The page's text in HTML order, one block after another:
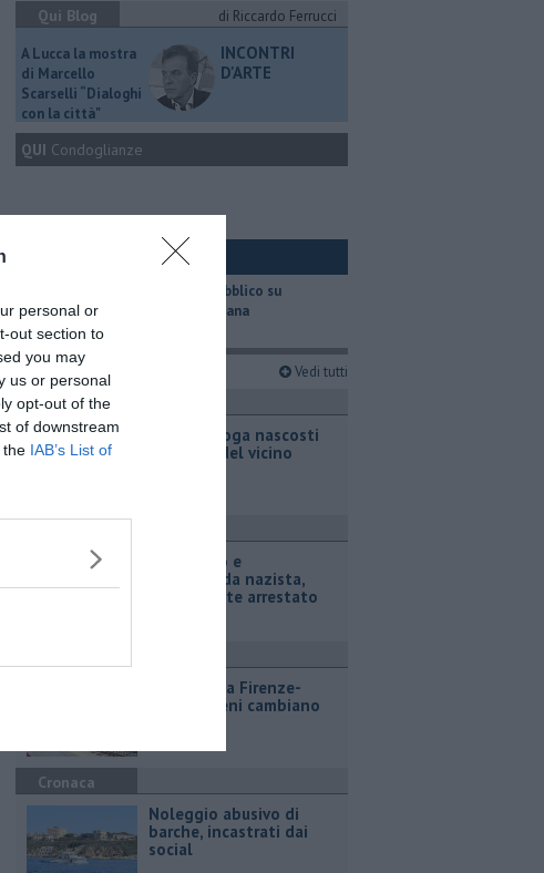
personal or
out section to
you may
us or personal
opt-out of the
of downstream
the IAB’s List of
Qui Blog
di Riccardo Ferrucci
A Lucca la mostra
di Marcello
Scarselli “Dialoghi
con la città"
INCONTRI
D'ARTE
QUI Condoglianze
​Il trasporto pubblico su
gomma in Toscana
Ultimi articoli Vedi tutti
Cronaca
Chili di droga nascosti
nel frigo del vicino
Terrorismo e
propaganda nazista,
adolescente arrestato
Lavori sulla Firenze-
Roma, i treni cambiano
Cronaca
Noleggio abusivo di
barche, incastrati dai
social